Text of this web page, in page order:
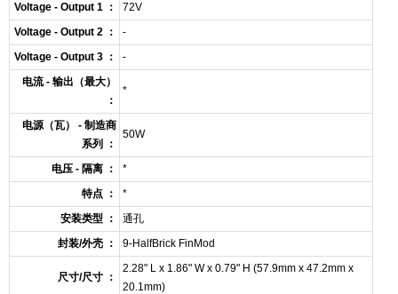
Voltage - Output 1 ：
72V
Voltage - Output 2 ：
-
Voltage - Output 3 ：
-
电流 - 输出（最大）
：
*
电源（瓦） - 制造商
系列 ：
50W
电压 - 隔离 ：
*
特点 ：
*
安装类型 ：
通孔
封装/外壳 ：
9-HalfBrick FinMod
尺寸/尺寸 ：
2.28" L x 1.86" W x 0.79" H (57.9mm x 47.2mm x
20.1mm)